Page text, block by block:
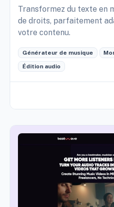
Transformez du texte en
de droits, parfaitement
votre contenu.
Générateur de musique
Édition audio